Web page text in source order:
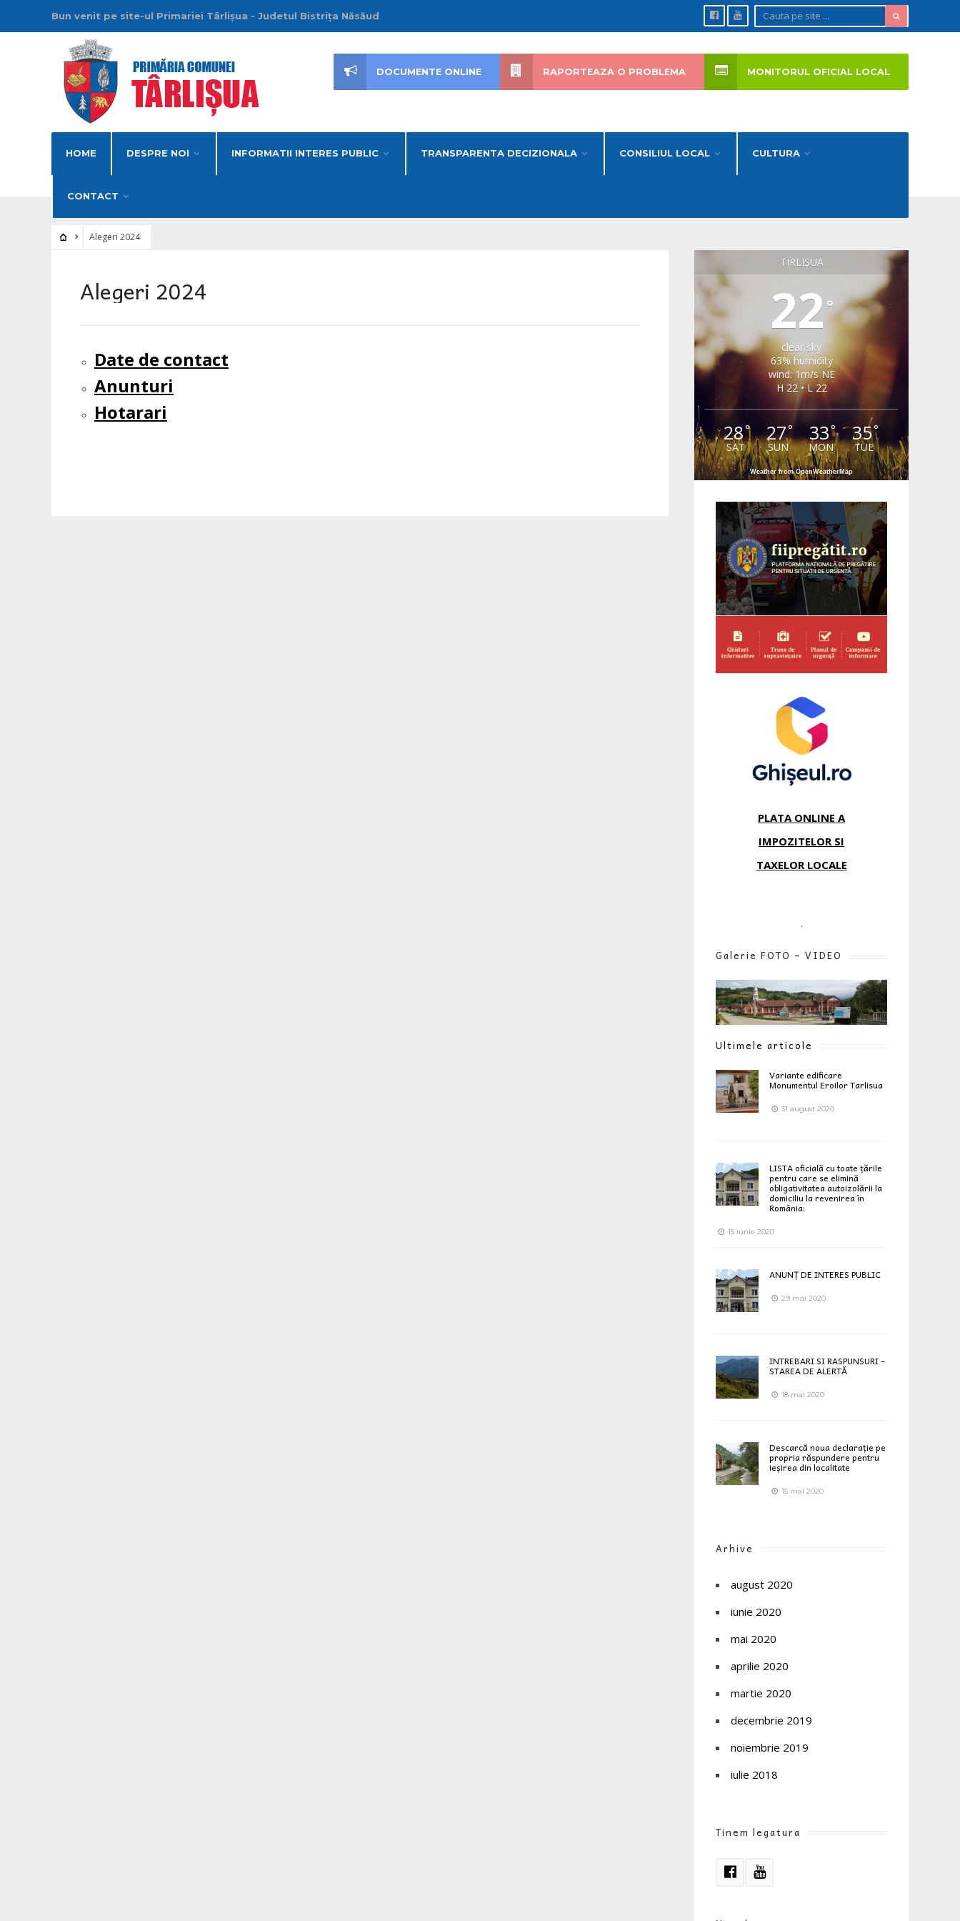
Bun venit pe site-ul Primariei Târlișua - Judetul Bistrița Năsăud
HOME DESPRE NOI INFORMATII INTERES PUBLIC TRANSPARENTA DECIZIONALA CONSILIUL LOCAL CULTURA
CONTACT
DOCUMENTE ONLINE RAPORTEAZA O PROBLEMA MONITORUL OFICIAL LOCAL
Alegeri 2024
Alegeri 2024
Date de contact
Anunturi
Hotarari
TIRLIȘUA
22 °
clear sky
63% humidity
wind: 1m/s NE
H 22 • L 22
28°
SAT
27°
SUN
33°
MON
35°
TUE
Weather from OpenWeatherMap
PLATA ONLINE A
IMPOZITELOR SI
TAXELOR LOCALE
.
Galerie FOTO – VIDEO
Ultimele articole
Variante edificare
Monumentul Eroilor Tarlisua
31 august 2020
LISTA oficială cu toate țările
pentru care se elimină
obligativitatea autoizolării la
domiciliu la revenirea în
România:
15 iunie 2020
ANUNȚ DE INTERES PUBLIC
29 mai 2020
INTREBARI SI RASPUNSURI –
STAREA DE ALERTĂ
18 mai 2020
Descarcă noua declarație pe
propria răspundere pentru
ieșirea din localitate
15 mai 2020
Arhive
august 2020
iunie 2020
mai 2020
aprilie 2020
martie 2020
decembrie 2019
noiembrie 2019
iulie 2018
Tinem legatura